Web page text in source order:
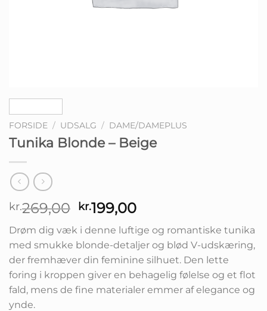
FORSIDE / UDSALG / DAME/DAMEPLUS
Tunika Blonde – Beige
kr.269,00 Den
pris
var:
kr.269,00.
kr.199,00Den
pris
er:
kr.199,00.
Drøm dig væk i denne luftige og romantiske tunika
med smukke blonde-detaljer og blød V-udskæring,
der fremhæver din feminine silhuet. Den lette
foring i kroppen giver en behagelig følelse og et flot
fald, mens de fine materialer emmer af elegance og
ynde.